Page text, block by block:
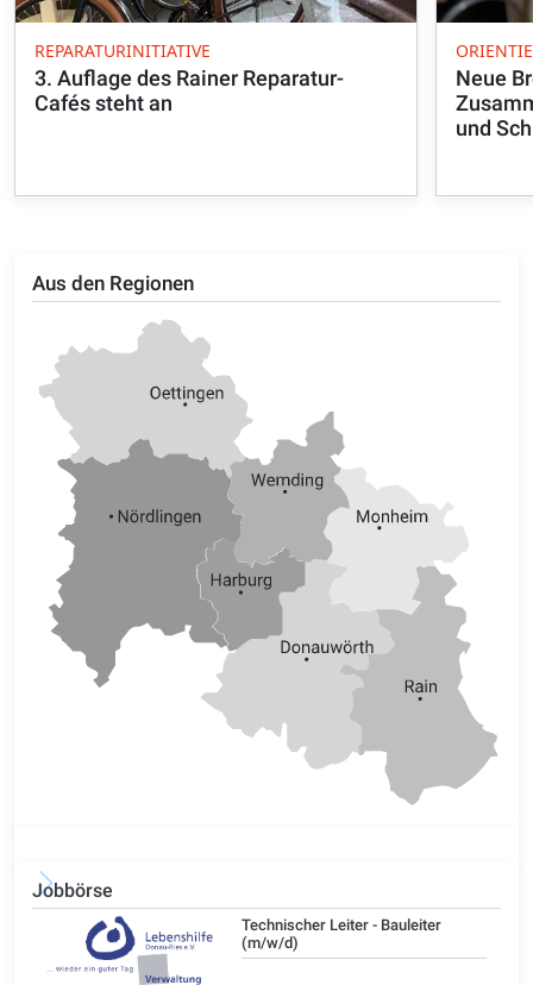
Aus den Regionen
Jobbörse
Technischer Leiter - Bauleiter
(m/w/d)
REPARATURINITIATIVE
3. Auflage des Rainer Reparatur-
Cafés steht an
Neue
und